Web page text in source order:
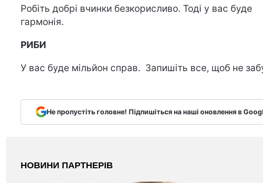
Робіть добрі вчинки безкорисливо. Тоді у вас буде
гармонія.
РИБИ
У вас буде мільйон справ. Запишіть все, щоб не
Не пропустіть головне! Підпишіться на наші оновлення в